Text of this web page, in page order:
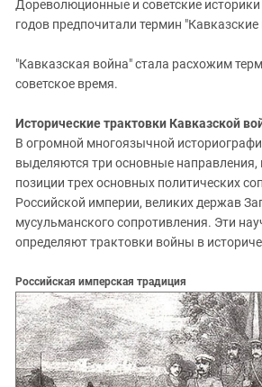
Дореволюционные и советские
годов предпочитали термин
"Кавказская война" стала расхожим
советское время.
Исторические трактовки Кавказской
В огромной многоязычной
выделяются три основные
позиции трех основных политических
Российской империи, великих держав
мусульманского сопротивления. Эти
определяют трактовки войны в
Российская имперская традиция